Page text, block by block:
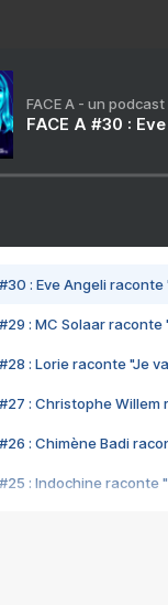
FACE A - un
FACE A #30 :
#30 : Eve Angeli
#29 : MC Solaar raconte
#28 : Lorie raconte "Je
#27 : Christophe
#26 : Chimène Badi
#25 : Indochine raconte